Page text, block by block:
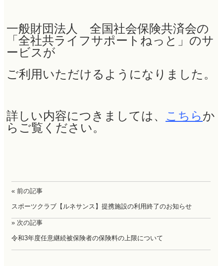
一般財団法人 全国社会保険共済会の
「全社共ライフサポートねっと」のサ
ービスが
ご利用いただけるようになりました。
詳しい内容につきましては、 こちらか
らご覧ください。
« 前の記事
スポーツクラブ【ルネサンス】提携施設の利用終了のお知らせ
» 次の記事
令和3年度任意継続被保険者の保険料の上限について